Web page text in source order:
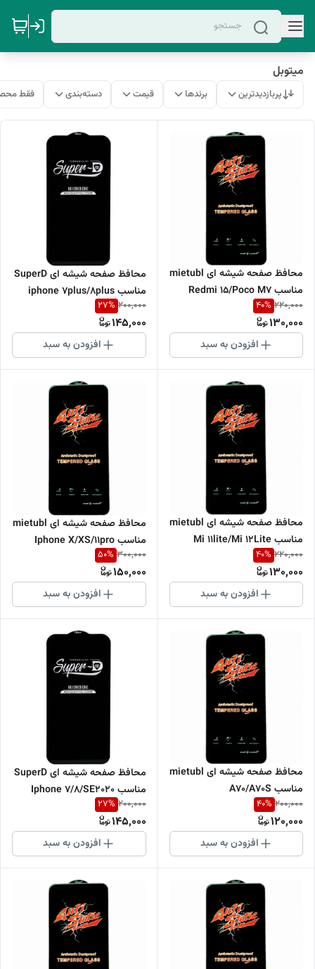
میتوبل
پربازدیدترین برندها قیمت دسته‌بندی فقط
محافظ صفحه شیشه ای mietubl
مناسب Redmi 15/Poco M7
220,000
40%
130,000
افزودن به سبد
محافظ صفحه شیشه ای SuperD
مناسب iphone 7plus/8plus
200,000
27%
145,000
افزودن به سبد
محافظ صفحه شیشه ای mietubl
مناسب Mi 11lite/Mi 12Lite
220,000
40%
130,000
افزودن به سبد
محافظ صفحه شیشه ای mietubl
مناسب Iphone X/XS/11pro
300,000
50%
150,000
افزودن به سبد
محافظ صفحه شیشه ای mietubl
مناسب A70/A70S
200,000
40%
120,000
افزودن به سبد
محافظ صفحه شیشه ای SuperD
مناسب Iphone 7/8/SE2020
200,000
27%
145,000
افزودن به سبد